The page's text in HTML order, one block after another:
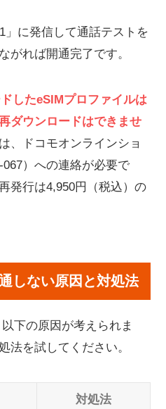
」に発信して通話テストを
がれば開通完了です。
したeSIMプロファイルは
ダウンロードはできませ
、ドコモオンラインショ
）への連絡が必要で
発行は4,950円（税込）の
しない原因と対処法
下の原因が考えられま
法を試してください。
対処法